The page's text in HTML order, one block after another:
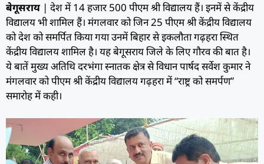
बेगूसराय | देश में 14 हजार 500 पीएम श्री विद्यालय हैं। इनमें से केंद्रीय
विद्यालय भी शामिल हैं। मंगलवार को जिन 25 पीएम श्री केंद्रीय विद्यालय
को देश को समर्पित किया गया उनमें बिहार से इकलौता गढ़हरा स्थित
केंद्रीय विद्यालय शामिल है। यह बेगूसराय जिले के लिए गौरव की बात है।
ये बातें मुख्य अतिथि दरभंगा स्नातक क्षेत्र से विधान पार्षद सर्वेश कुमार ने
मंगलवार को पीएम श्री केंद्रीय विद्यालय गढ़हरा में “राष्ट्र को समर्पण”
समारोह में कही।